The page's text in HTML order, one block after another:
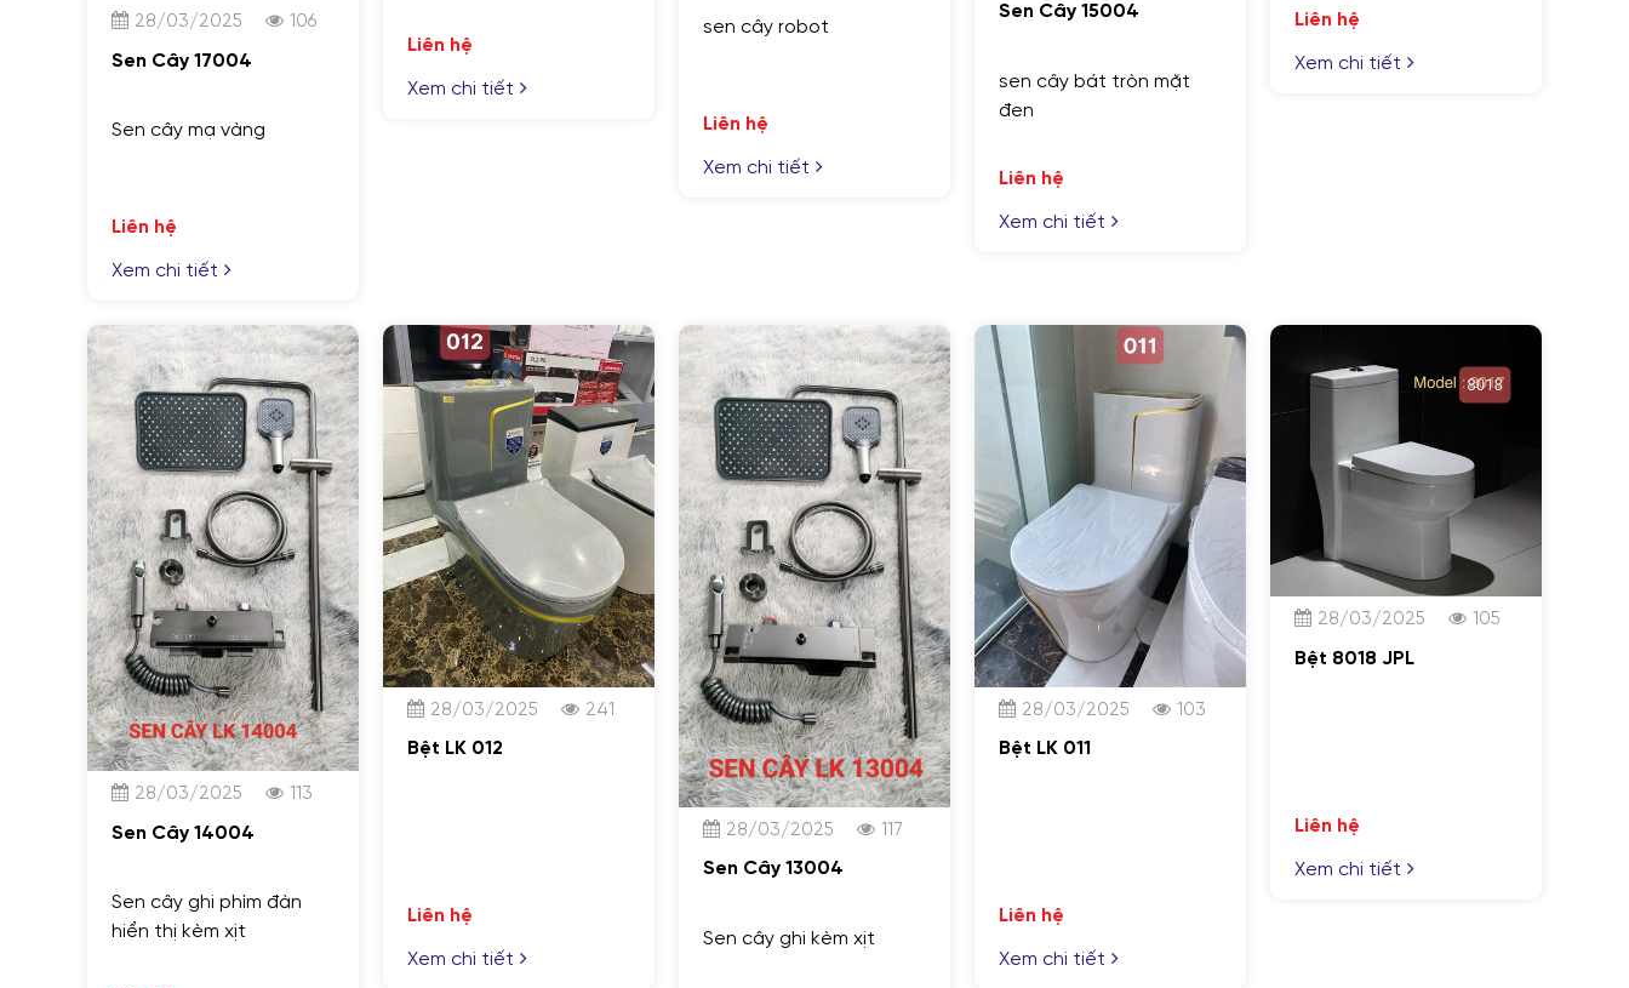
28/03/2025 106
Sen Cây 17004
Sen cây mạ vàng
Liên hệ
Xem chi tiết
Liên hệ
Xem chi tiết
sen cây robot
Liên hệ
Xem chi tiết
Sen Cây 15004
sen cây bát tròn mặt
đen
Liên hệ
Xem chi tiết
Liên hệ
Xem chi tiết
28/03/2025 113
Sen Cây 14004
Sen cây ghi phím đàn
hiển thị kèm xịt
28/03/2025 241
Bệt LK 012
Liên hệ
Xem chi tiết
28/03/2025 117
Sen Cây 13004
Sen cây ghi kèm xịt
28/03/2025 103
Bệt LK 011
Liên hệ
Xem chi tiết
28/03/2025 105
Bệt 8018 JPL
Liên hệ
Xem chi tiết